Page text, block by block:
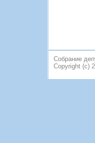
Собрание
Copyright (c)